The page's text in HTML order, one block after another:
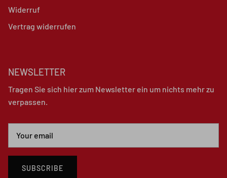
Widerruf
Vertrag widerrufen
NEWSLETTER
Tragen Sie sich hier zum Newsletter ein um nichts mehr zu
verpassen.
SUBSCRIBE